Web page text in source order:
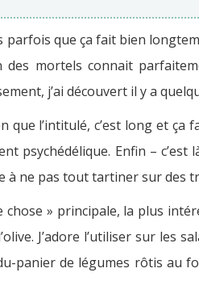
parfois que ça fait bien
des mortels connait
j’ai découvert il y a
que l’intitulé, c’est long et
psychédélique. Enfin –
à ne pas tout tartiner sur des
chose » principale, la plus
J’adore l’utiliser sur les
panier de légumes rôtis au